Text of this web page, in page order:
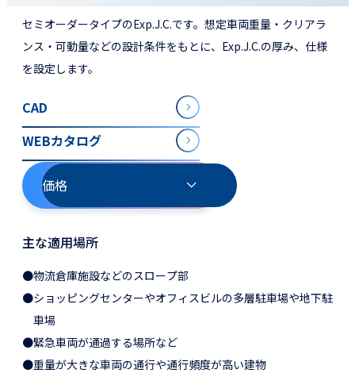
セミオーダータイプのExp.J.C.です。想定車両重量・クリアラ
ンス・可動量などの設計条件をもとに、Exp.J.C.の厚み、仕様
を設定します。
CAD
WEBカタログ
価格
主な適用場所
●物流倉庫施設などのスロープ部
●ショッピングセンターやオフィスビルの多層駐車場や地下駐
車場
●緊急車両が通過する場所など
●重量が大きな車両の通行や通行頻度が高い建物